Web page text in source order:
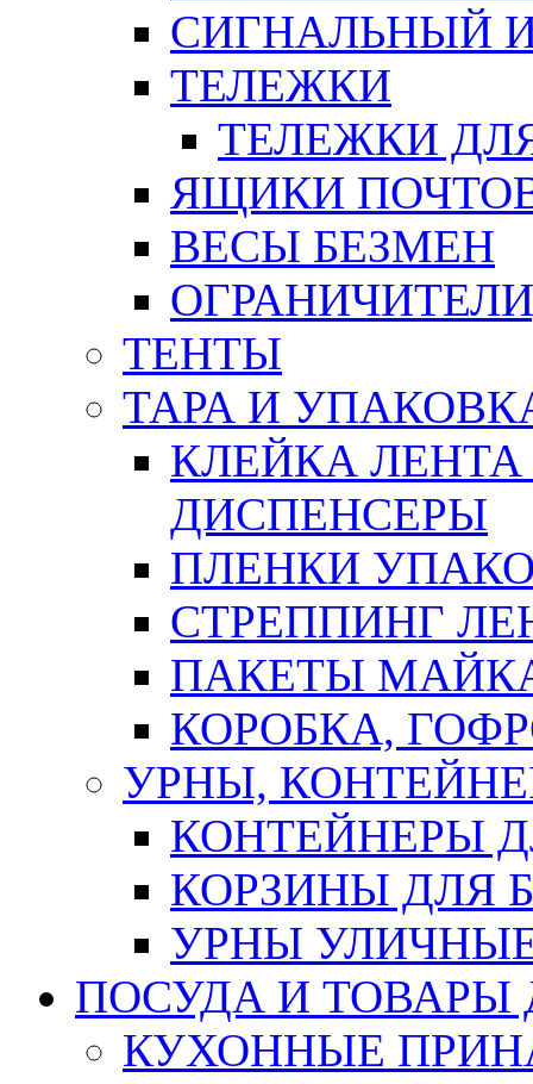
СИГНАЛЬНЫЙ
ТЕЛЕЖКИ
ТЕЛЕЖКИ
ЯЩИКИ
ВЕСЫ БЕЗМЕН
ТЕНТЫ
ТАРА И
КЛЕЙКА
ДИСПЕНСЕРЫ
ПЛЕНКИ
СТРЕППИНГ
ПАКЕТЫ
КОРОБКА,
УРНЫ,
КОНТЕЙНЕРЫ
КОРЗИНЫ ДЛЯ
УРНЫ
ПОСУДА И ТОВАРЫ
КУХОННЫЕ